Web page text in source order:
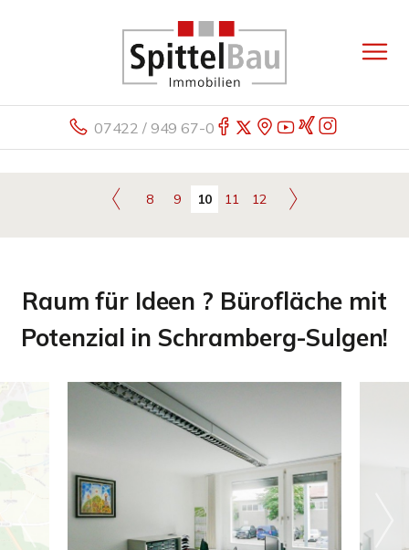
07422 / 949 67-0
8 9 10 11 12
Raum für Ideen ? Bürofläche mit
Potenzial in Schramberg-Sulgen!